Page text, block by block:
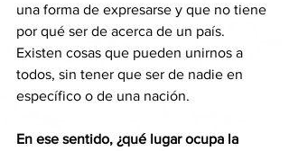
una forma de expresarse y que no tiene
por qué ser de acerca de un país.
Existen cosas que pueden unirnos a
todos, sin tener que ser de nadie en
específico o de una nación.
En ese sentido, ¿qué lugar ocupa la